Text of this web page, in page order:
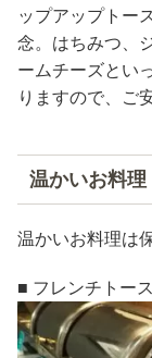
ップアップトー
念。はちみつ、
ームチーズとい
りますので、ご
温かいお料理
温かいお料理は
■ フレンチトー